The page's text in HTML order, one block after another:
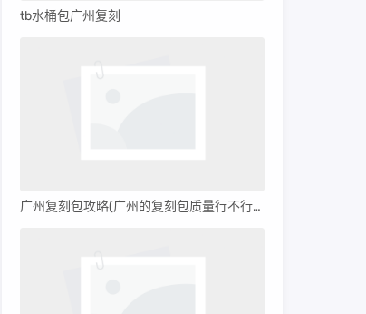
tb水桶包广州复刻
广州复刻包攻略(广州的复刻包质量行不行呀)